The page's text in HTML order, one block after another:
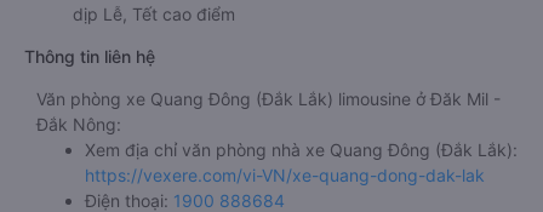
dịp Lễ, Tết cao điểm
Thông tin liên hệ
Văn phòng xe Quang Đông (Đắk Lắk) limousine ở Đăk Mil -
Đắk Nông:
Xem địa chỉ văn phòng nhà xe Quang Đông (Đắk Lắk):
https://vexere.com/vi-VN/xe-quang-dong-dak-lak
Điện thoại: 1900 888684